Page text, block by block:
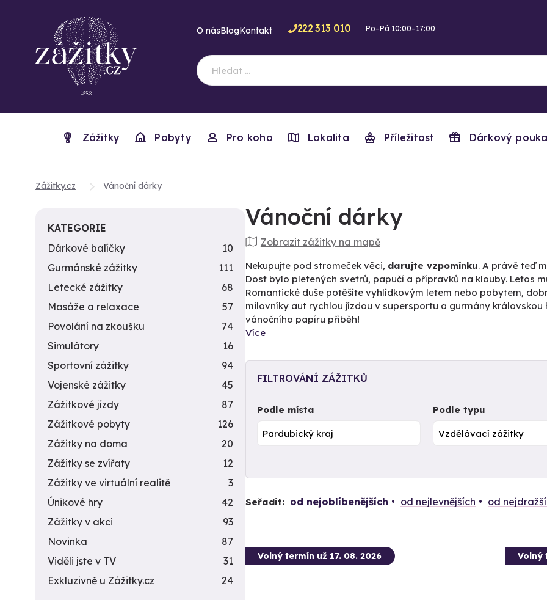
O násBlogKontakt 222 313 010 Po–Pá 10:00–17:00
Zážitky Pobyty Pro koho Lokalita Příležitost Dárkový
Zážitky.cz Vánoční dárky
Vánoční dárky
Zobrazit zážitky na mapě
Nekupujte pod stromeček věci, darujte vzpomínku. A právě teď
Dost bylo pletených svetrů, papučí a přípravků na klouby. Letos
Romantické duše potěšíte vyhlídkovým letem nebo pobytem,
milovníky aut rychlou jízdou v supersportu a gurmány
vánočního papíru příběh!
Více
FILTROVÁNÍ ZÁŽITKŮ
Podle místa Podle typu
Seřadit: od nejoblíbenějších od nejlevnějších od
Volný termín už 17. 08. 2026 Volný
KATEGORIE
Dárkové balíčky
10
Gurmánské zážitky
111
Letecké zážitky
68
Masáže a relaxace
57
Povolání na zkoušku
74
Simulátory
16
Sportovní zážitky
94
Vojenské zážitky
45
Zážitkové jízdy
87
Zážitkové pobyty
126
Zážitky na doma
20
Zážitky se zvířaty
12
Zážitky ve virtuální realitě
3
Únikové hry
42
Zážitky v akci
93
Novinka
87
Viděli jste v TV
31
Exkluzivně u Zážitky.cz
24